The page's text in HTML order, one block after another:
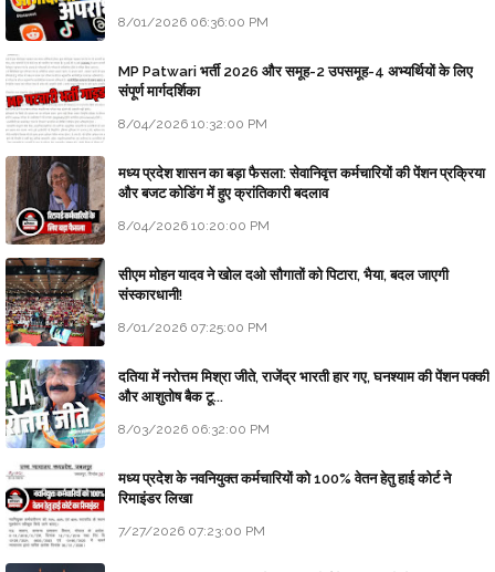
8/01/2026 06:36:00 PM
MP Patwari भर्ती 2026 और समूह-2 उपसमूह-4 अभ्यर्थियों के लिए
संपूर्ण मार्गदर्शिका
8/04/2026 10:32:00 PM
मध्य प्रदेश शासन का बड़ा फैसला: सेवानिवृत्त कर्मचारियों की पेंशन प्रक्रिया
और बजट कोडिंग में हुए क्रांतिकारी बदलाव
8/04/2026 10:20:00 PM
सीएम मोहन यादव ने खोल दओ सौगातों को पिटारा, भैया, बदल जाएगी
संस्कारधानी!
8/01/2026 07:25:00 PM
दतिया में नरोत्तम मिश्रा जीते, राजेंद्र भारती हार गए, घनश्याम की पेंशन पक्की
और आशुतोष बैक टू...
8/03/2026 06:32:00 PM
मध्य प्रदेश के नवनियुक्त कर्मचारियों को 100% वेतन हेतु हाई कोर्ट ने
रिमाइंडर लिखा
7/27/2026 07:23:00 PM